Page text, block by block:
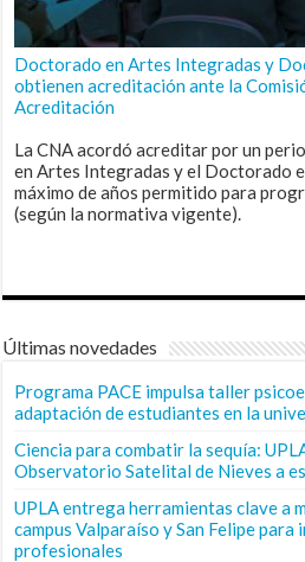
Doctorado en Artes Integradas y
obtienen acreditación ante la
Acreditación
La CNA acordó acreditar por un
en Artes Integradas y el Doctorado
máximo de años permitido para
(según la normativa vigente).
Últimas novedades
Programa PACE impulsa taller
adaptación de estudiantes en la
Ciencia para combatir la sequía:
Observatorio Satelital de Nieves a
UPLA entrega herramientas clave a
campus Valparaíso y San Felipe para
profesionales